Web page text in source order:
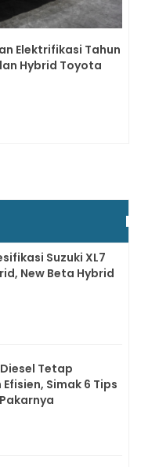
Elektrifikasi Tahun
Hybrid Toyota
Suzuki XL7
New Beta Hybrid
Tetap
Simak 6 Tips